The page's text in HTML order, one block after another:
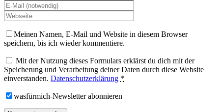
Meinen Namen, E-Mail und Website in diesem Browser
speichern, bis ich wieder kommentiere.
Mit der Nutzung dieses Formulars erklärst du dich mit der
Speicherung und Verarbeitung deiner Daten durch diese Website
einverstanden. Datenschutzerklärung *
wasfürmich-Newsletter abonnieren